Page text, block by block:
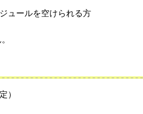
ュールを空けられる方
）